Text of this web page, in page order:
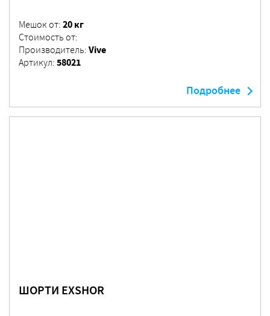
Мешок от: 20 кг
Стоимость от:
Производитель: Vive
Артикул: 58021
Подробнее
ШОРТИ EXSHOR